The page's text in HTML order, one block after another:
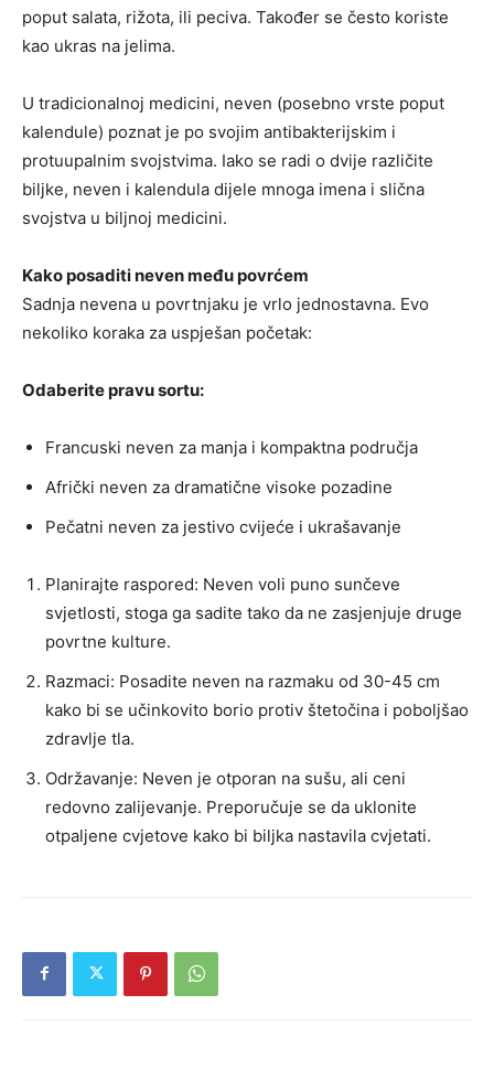
poput salata, rižota, ili peciva. Također se često koriste
kao ukras na jelima.
U tradicionalnoj medicini, neven (posebno vrste poput
kalendule) poznat je po svojim antibakterijskim i
protuupalnim svojstvima. Iako se radi o dvije različite
biljke, neven i kalendula dijele mnoga imena i slična
svojstva u biljnoj medicini.
Kako posaditi neven među povrćem
Sadnja nevena u povrtnjaku je vrlo jednostavna. Evo
nekoliko koraka za uspješan početak:
Odaberite pravu sortu:
Francuski neven za manja i kompaktna područja
Afrički neven za dramatične visoke pozadine
Pečatni neven za jestivo cvijeće i ukrašavanje
Planirajte raspored: Neven voli puno sunčeve
svjetlosti, stoga ga sadite tako da ne zasjenjuje druge
povrtne kulture.
Razmaci: Posadite neven na razmaku od 30-45 cm
kako bi se učinkovito borio protiv štetočina i poboljšao
zdravlje tla.
Održavanje: Neven je otporan na sušu, ali ceni
redovno zalijevanje. Preporučuje se da uklonite
otpaljene cvjetove kako bi biljka nastavila cvjetati.